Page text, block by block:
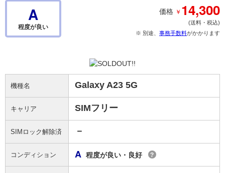
A
程度が良い
価格 ￥ 14,300
(送料・税込)
※ 別途、 事務手数料がかかります
機種名 Galaxy A23 5G
キャリア SIMフリー
SIMロック解除済 －
コンディション A 程度が良い・良好 ?